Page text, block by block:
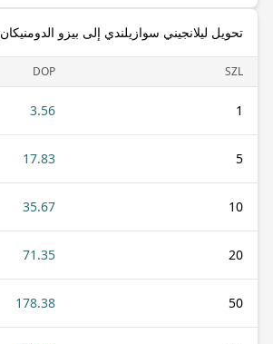
تحويل ليلانجيني سوازيلندي إلى بيزو الدومنيكان
SZL
DOP
1
3.56
5
17.83
10
35.67
20
71.35
50
178.38